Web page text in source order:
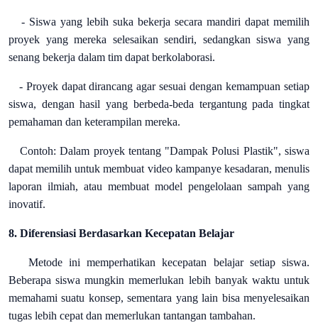
- Siswa yang lebih suka bekerja secara mandiri dapat memilih
proyek yang mereka selesaikan sendiri, sedangkan siswa yang
senang bekerja dalam tim dapat berkolaborasi.
- Proyek dapat dirancang agar sesuai dengan kemampuan setiap
siswa, dengan hasil yang berbeda-beda tergantung pada tingkat
pemahaman dan keterampilan mereka.
Contoh: Dalam proyek tentang "Dampak Polusi Plastik", siswa
dapat memilih untuk membuat video kampanye kesadaran, menulis
laporan ilmiah, atau membuat model pengelolaan sampah yang
inovatif.
8. Diferensiasi Berdasarkan Kecepatan Belajar
Metode ini memperhatikan kecepatan belajar setiap siswa.
Beberapa siswa mungkin memerlukan lebih banyak waktu untuk
memahami suatu konsep, sementara yang lain bisa menyelesaikan
tugas lebih cepat dan memerlukan tantangan tambahan.